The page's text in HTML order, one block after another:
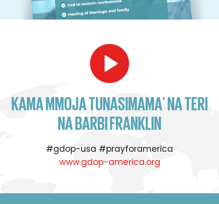
KAMA MMOJA TUNASIMAMA' NA TERI
NA BARBI FRANKLIN
#gdop-usa #prayforamerica
www.gdop-america.org